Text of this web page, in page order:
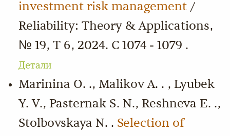
investment risk management /
Reliability: Theory & Applications,
№ 19, Т 6, 2024. С 1074 - 1079 .
Детали
Marinina O. ., Malikov A. . , Lyubek
Y. V., Pasternak S. N., Reshneva E. .,
Stolbovskaya N. . Selection of